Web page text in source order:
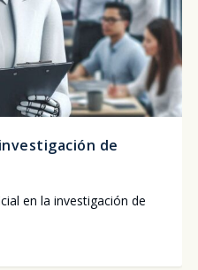
de
en la inves­ti­ga­ción de